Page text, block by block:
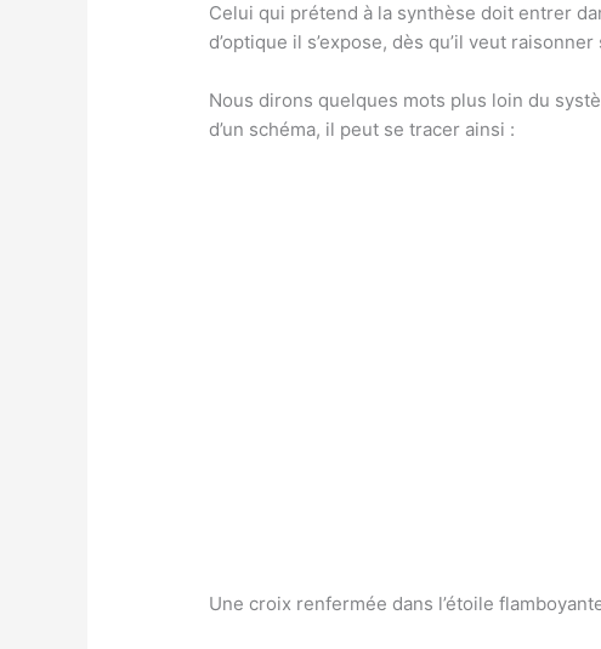
Celui qui prétend à la synthèse doit entrer
d’optique il s’expose, dès qu’il veut raisonner
Nous dirons quelques mots plus loin du
d’un schéma, il peut se tracer ainsi :
Une croix renfermée dans l’étoile